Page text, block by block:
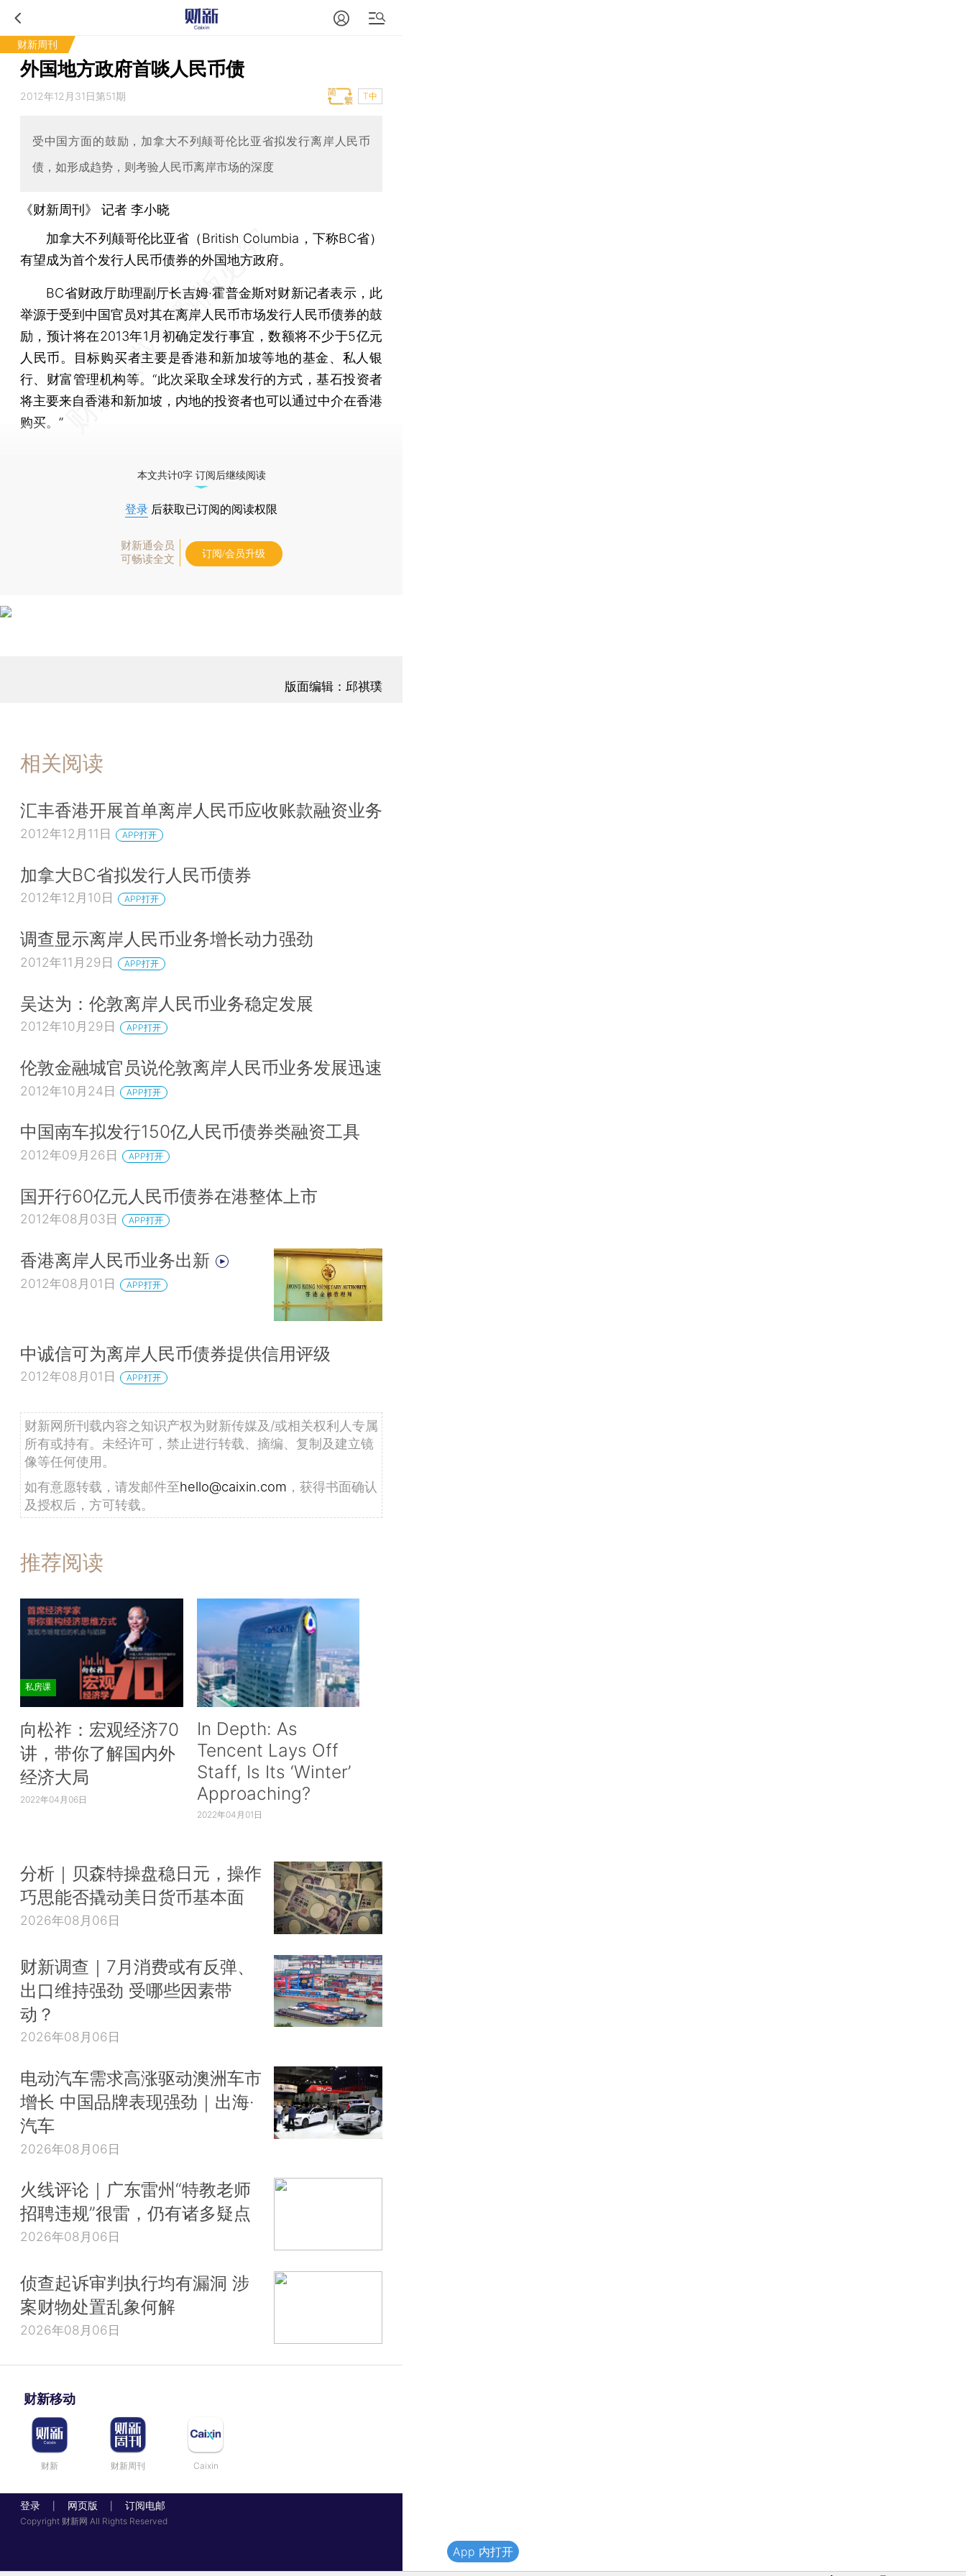
财新周刊
外国地方政府首啖人民币债
2012年12月31日第51期 T中
受中国方面的鼓励，加拿大不列颠哥伦比亚省拟发行离岸人民币
债，如形成趋势，则考验人民币离岸市场的深度
《财新周刊》 记者 李小晓
加拿大不列颠哥伦比亚省（British Columbia，下称BC省）
有望成为首个发行人民币债券的外国地方政府。
BC省财政厅助理副厅长吉姆·霍普金斯对财新记者表示，此
举源于受到中国官员对其在离岸人民币市场发行人民币债券的鼓
励，预计将在2013年1月初确定发行事宜，数额将不少于5亿元
人民币。目标购买者主要是香港和新加坡等地的基金、私人银
行、财富管理机构等。“此次采取全球发行的方式，基石投资者
将主要来自香港和新加坡，内地的投资者也可以通过中介在香港
购买。”
本文共计0字 订阅后继续阅读
登录 后获取已订阅的阅读权限
财新通会员
可畅读全文
订阅/会员升级
版面编辑：邱祺璞
相关阅读
汇丰香港开展首单离岸人民币应收账款融资业务
2012年12月11日 APP打开
加拿大BC省拟发行人民币债券
2012年12月10日 APP打开
调查显示离岸人民币业务增长动力强劲
2012年11月29日 APP打开
吴达为：伦敦离岸人民币业务稳定发展
2012年10月29日 APP打开
伦敦金融城官员说伦敦离岸人民币业务发展迅速
2012年10月24日 APP打开
中国南车拟发行150亿人民币债券类融资工具
2012年09月26日 APP打开
国开行60亿元人民币债券在港整体上市
2012年08月03日 APP打开
香港离岸人民币业务出新
2012年08月01日 APP打开
中诚信可为离岸人民币债券提供信用评级
2012年08月01日 APP打开
财新网所刊载内容之知识产权为财新传媒及/或相关权利人专属
所有或持有。未经许可，禁止进行转载、摘编、复制及建立镜
像等任何使用。
如有意愿转载，请发邮件至hello@caixin.com ，获得书面确认
及授权后，方可转载。
推荐阅读
私房课
向松祚：宏观经济70
讲，带你了解国内外
经济大局
2022年04月06日
In Depth: As
Tencent Lays Off
Staff, Is Its ‘Winter’
Approaching?
2022年04月01日
分析｜贝森特操盘稳日元，操作
巧思能否撬动美日货币基本面
2026年08月06日
财新调查｜7月消费或有反弹、
出口维持强劲 受哪些因素带
动？
2026年08月06日
电动汽车需求高涨驱动澳洲车市
增长 中国品牌表现强劲｜出海·
汽车
2026年08月06日
火线评论｜广东雷州“特教老师
招聘违规”很雷，仍有诸多疑点
2026年08月06日
侦查起诉审判执行均有漏洞 涉
案财物处置乱象何解
2026年08月06日
财新移动
财新 财新周刊 Caixin
登录 网页版 订阅电邮
Copyright 财新网 All Rights Reserved
App 内打开